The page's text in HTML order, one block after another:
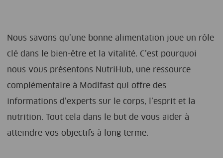
Nous savons qu’une bonne alimentation joue un rôle
clé dans le bien-être et la vitalité. C’est pourquoi
nous vous présentons NutriHub, une ressource
complémentaire à Modifast qui offre des
informations d’experts sur le corps, l’esprit et la
nutrition. Tout cela dans le but de vous aider à
atteindre vos objectifs à long terme.